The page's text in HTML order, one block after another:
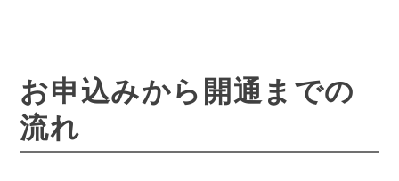
お申込みから開通までの
流れ